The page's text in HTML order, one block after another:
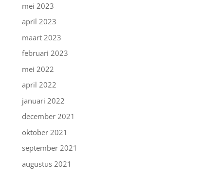
mei 2023
april 2023
maart 2023
februari 2023
mei 2022
april 2022
januari 2022
december 2021
oktober 2021
september 2021
augustus 2021